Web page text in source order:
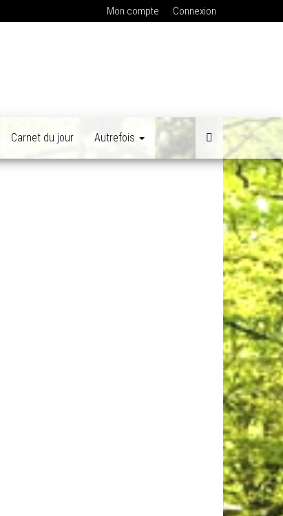
Mon compte Connexion
Carnet du jour Autrefois